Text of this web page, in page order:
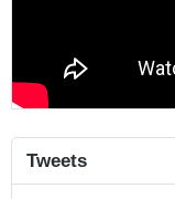
Tweets